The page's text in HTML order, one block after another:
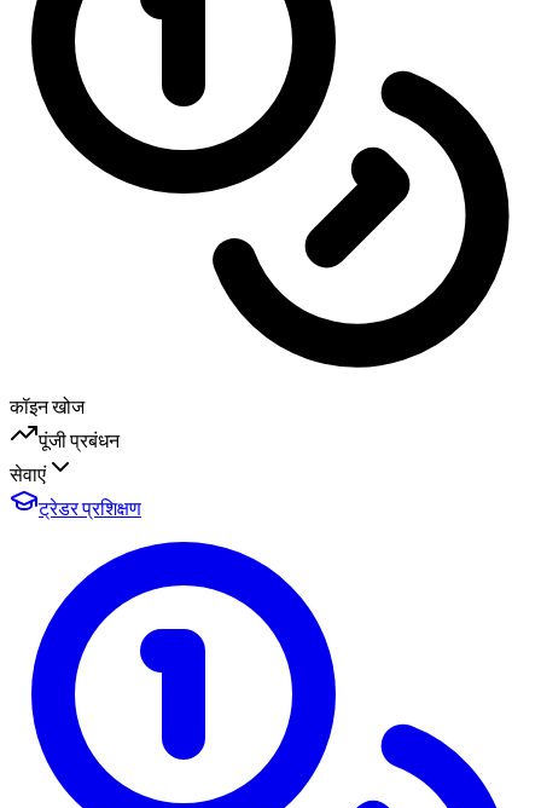
कॉइन खोज
पूंजी प्रबंधन
सेवाएं
ट्रेडर प्रशिक्षण